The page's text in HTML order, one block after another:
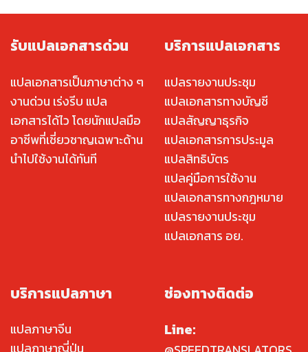
รับแปลเอกสารด่วน
แปลเอกสารเป็นภาษาต่าง ๆ
งานด่วน เร่งรีบ แปล
เอกสารได้ไว โดยนักแปลมือ
อาชีพที่เชี่ยวชาญเฉพาะด้าน
นำไปใช้งานได้ทันที
บริการแปลเอกสาร
แปลรายงานประชุม
แปลเอกสารทางบัญชี
แปลสัญญาธุรกิจ
แปลเอกสารการประมูล
แปลสิทธิบัตร
แปลคู่มือการใช้งาน
แปลเอกสารทางกฎหมาย
แปลรายงานประชุม
แปลเอกสาร อย.
บริการแปลภาษา
แปลภาษาจีน
ช่องทางติดต่อ
Line: